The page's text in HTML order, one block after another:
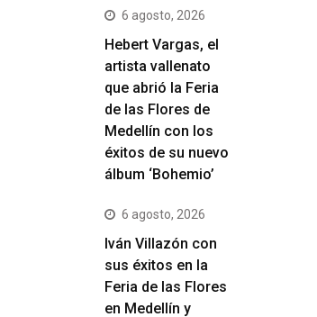
6 agosto, 2026
Hebert Vargas, el
artista vallenato
que abrió la Feria
de las Flores de
Medellín con los
éxitos de su nuevo
álbum ‘Bohemio’
6 agosto, 2026
Iván Villazón con
sus éxitos en la
Feria de las Flores
en Medellín y